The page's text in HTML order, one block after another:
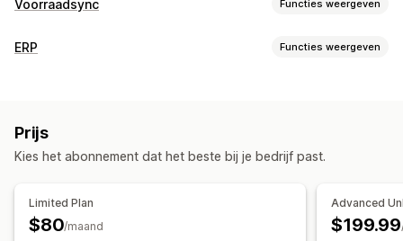
Voorraadsync Functies weergeven
Synchronisatietype
Meldingen en rapporten
Geautomatiseerde meldingen
Updates van bestellingen
Gegevensimport en -export
ERP Functies weergeven
Automatische fulfilment
Statusupdates Synchronisatie van bestellingen
Voorraadbeheer
Prijs
Kies het abonnement dat het beste bij je bedrijf past.
Limited Plan
$80/maand
Advanced
$199.99